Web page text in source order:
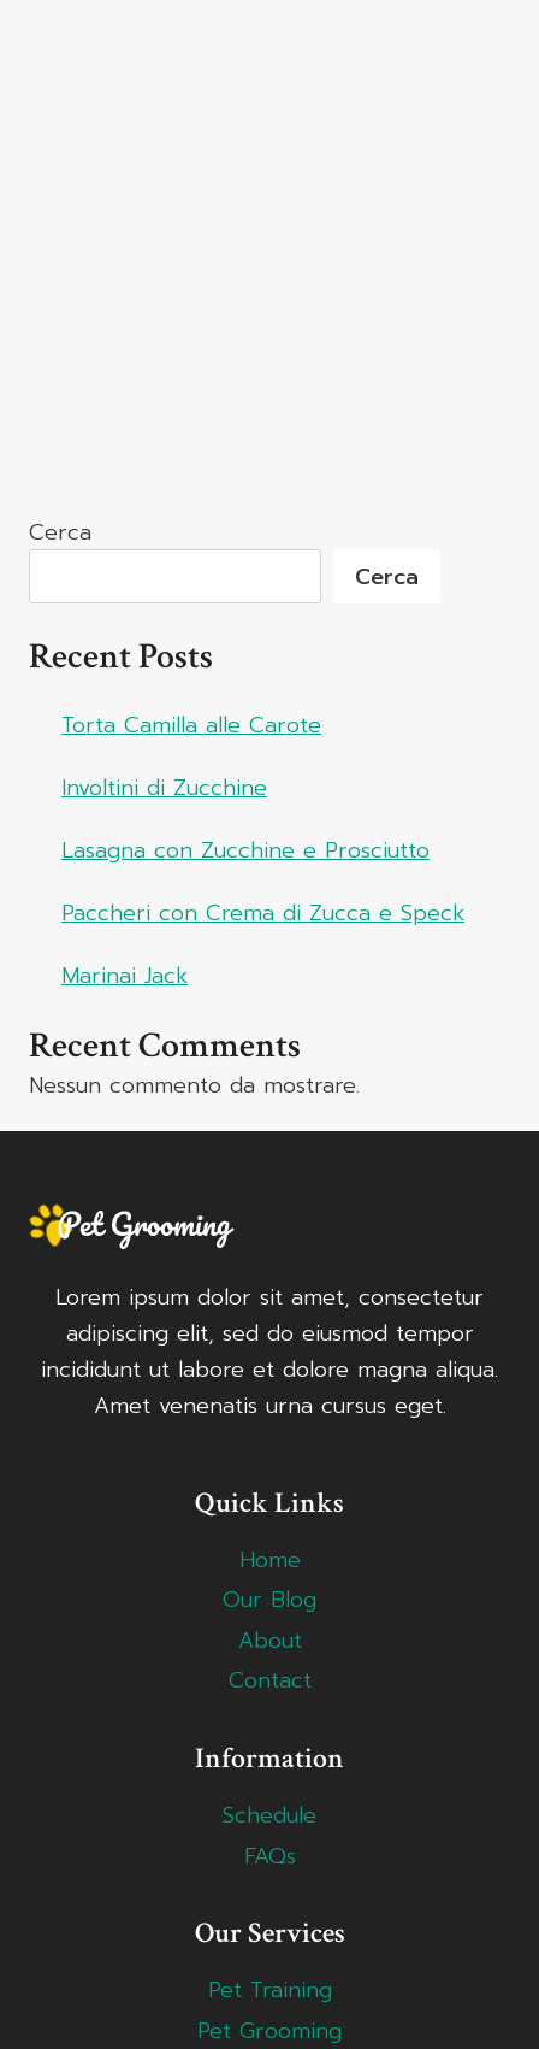
Cerca
Cerca
Recent Posts
Torta Camilla alle Carote
Involtini di Zucchine
Lasagna con Zucchine e Prosciutto
Paccheri con Crema di Zucca e Speck
Marinai Jack
Recent Comments
Nessun commento da mostrare.
Lorem ipsum dolor sit amet, consectetur
adipiscing elit, sed do eiusmod tempor
incididunt ut labore et dolore magna aliqua.
Amet venenatis urna cursus eget.
Quick Links
Home
Our Blog
About
Contact
Information
Schedule
FAQs
Our Services
Pet Training
Pet Grooming